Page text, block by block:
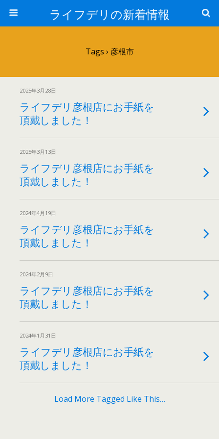
ライフデリの新着情報
Tags › 彦根市
2025年3月28日
ライフデリ彦根店にお手紙を
頂戴しました！
2025年3月13日
ライフデリ彦根店にお手紙を
頂戴しました！
2024年4月19日
ライフデリ彦根店にお手紙を
頂戴しました！
2024年2月9日
ライフデリ彦根店にお手紙を
頂戴しました！
2024年1月31日
ライフデリ彦根店にお手紙を
頂戴しました！
Load More Tagged Like This…